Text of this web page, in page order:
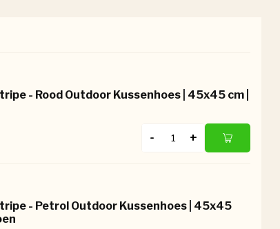
- Rood Outdoor Kussenhoes | 45x45 cm |
- +
- Petrol Outdoor Kussenhoes | 45x45